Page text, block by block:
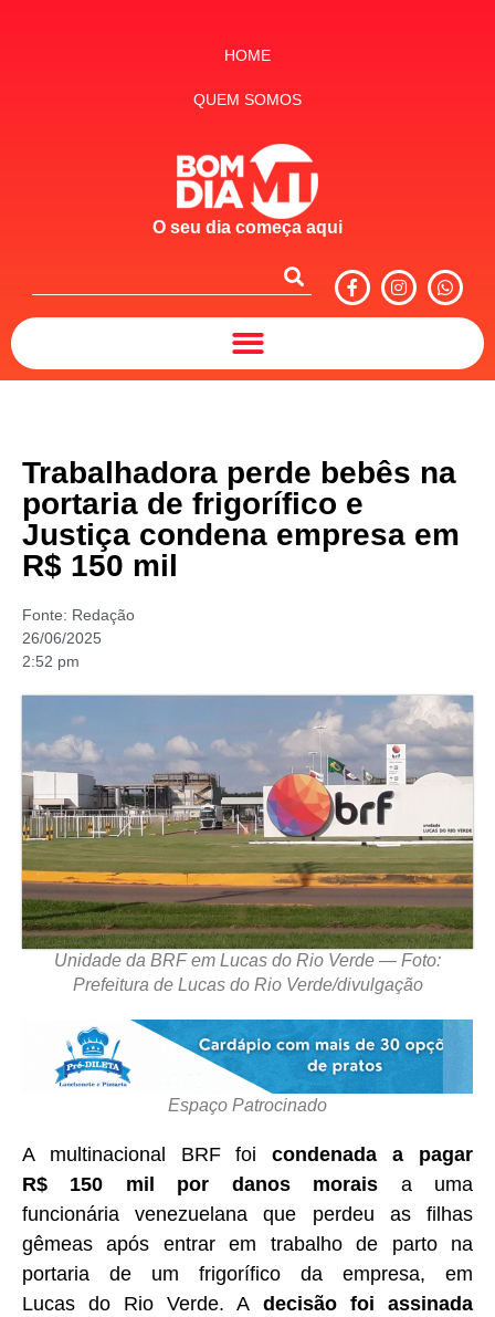
HOME
QUEM SOMOS
O seu dia começa aqui
Trabalhadora perde bebês na
portaria de frigorífico e
Justiça condena empresa em
R$ 150 mil
Fonte: Redação
26/06/2025
2:52 pm
Unidade da BRF em Lucas do Rio Verde — Foto:
Prefeitura de Lucas do Rio Verde/divulgação
Espaço Patrocinado
A multinacional BRF foicondenada a pagar
R$ 150 mil por danos morais a uma
funcionária venezuelana que perdeu as filhas
gêmeas após entrar em trabalho de parto na
portaria de um frigorífico da empresa, em
Lucas do Rio Verde. A decisão foi assinada